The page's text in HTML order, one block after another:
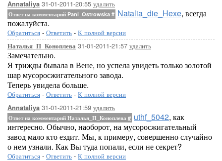
Annataliya 31-01-2011-20:55 удалить
Ответ на комментарий Pani_Ostrowska # Natalia_die_Hexe, всегда
пожалуйста.
Обратиться - Ответить - К полной версии
Наталья_П_Коноплева 31-01-2011-21:57 удалить
Замечательно.
Я трижды бывала в Вене, но успела увидеть только золотой
шар мусоросжигательного завода.
Теперь увидела больше.
Обратиться - Ответить - К полной версии
Annataliya 31-01-2011-21:59 удалить
Ответ на комментарий Наталья_П_Коноплева # uthf_5042, как
интересно. Обычно, наоборот, на мусоросжигательный
завод мало кто ездит. Мы, к примеру, совершенно случайно
о нем узнали. Как Вы туда попали, если не секрет?
Обратиться - Ответить - К полной версии